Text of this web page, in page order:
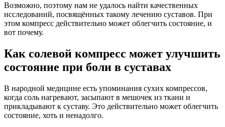
Возможно, поэтому нам не удалось найти качественных
исследований, посвящённых такому лечению суставов. При
этом компресс действительно может облегчить состояние, и
вот почему.
Как солевой компресс может улучшить
состояние при боли в суставах
В народной медицине есть упоминания сухих компрессов,
когда соль нагревают, засыпают в мешочек из ткани и
прикладывают к суставу. Это действительно может облегчить
состояние, хоть и ненадолго.